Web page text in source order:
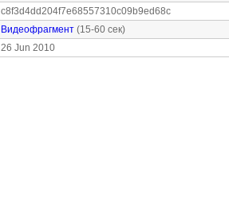
c8f3d4dd204f7e68557310c09b9ed68c
Видеофрагмент (15-60 сек)
26 Jun 2010